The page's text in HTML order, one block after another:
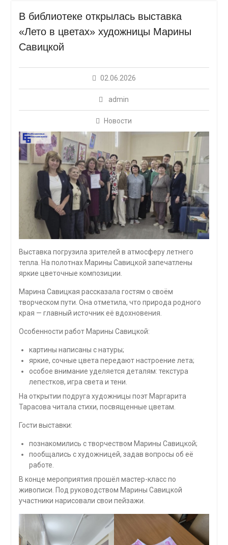
В библиотеке открылась выставка
«Лето в цветах» художницы Марины
Савицкой
02.06.2026
admin
Новости
Выставка погрузила зрителей в атмосферу летнего
тепла. На полотнах Марины Савицкой запечатлены
яркие цветочные композиции.
Марина Савицкая рассказала гостям о своём
творческом пути. Она отметила, что природа родного
края — главный источник её вдохновения.
Особенности работ Марины Савицкой:
картины написаны с натуры;
яркие, сочные цвета передают настроение лета;
особое внимание уделяется деталям: текстура
лепестков, игра света и тени.
На открытии подруга художницы поэт Маргарита
Тарасова читала стихи, посвященные цветам.
Гости выставки:
познакомились с творчеством Марины Савицкой;
пообщались с художницей, задав вопросы об её
работе.
В конце мероприятия прошёл мастер-класс по
живописи. Под руководством Марины Савицкой
участники нарисовали свои пейзажи.